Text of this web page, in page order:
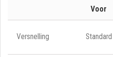
Voor
Versnelling Standard